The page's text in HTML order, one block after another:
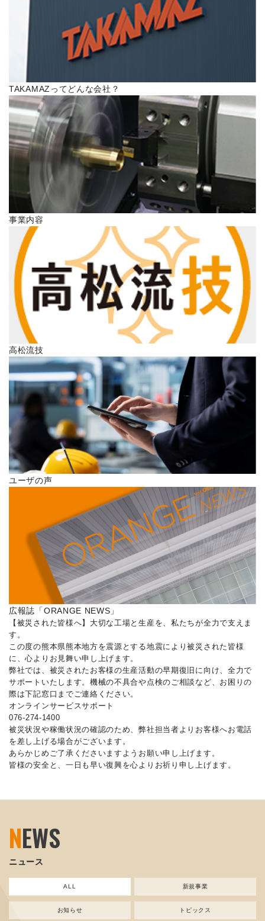
高松流技
ご利用に際して
当社のセキュリティへの取り組み
プライバシーポリシー
ENGLISH
TAKAMAZってどんな会社？
事業内容
高松流技
ユーザの声
広報誌「ORANGE NEWS」
【被災された皆様へ】大切な工場と生産を、私たちが全力で支えま
す。
この度の熊本県熊本地方を震源とする地震により被災された皆様
に、心よりお見舞い申し上げます。
弊社では、被災されたお客様の生産活動の早期復旧に向け、全力で
サポートいたします。機械の不具合や点検のご相談など、お困りの
際は下記窓口までご連絡ください。
オンラインサービスサポート
076-274-1400
被災状況や稼働状況の確認のため、弊社担当者よりお客様へお電話
を差し上げる場合がございます。
あらかじめご了承くださいますようお願い申し上げます。
皆様の安全と、一日も早い復興を心よりお祈り申し上げます。
NEWS
ニュース
ALL 新規事業
お知らせ トピックス